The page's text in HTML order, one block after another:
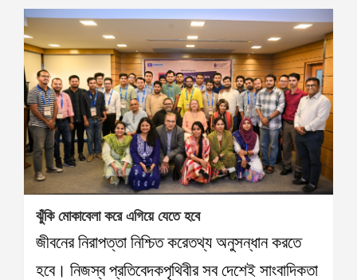
ঝুঁকি মোকাবেলা করে এগিয়ে যেতে হবে
জীবনের নিরাপত্তা নিশ্চিত করেতথ্য অনুসন্ধান করতে
হবে। নিজস্ব প্রতিবেদকপৃথিবীর সব দেশেই সাংবাদিকতা